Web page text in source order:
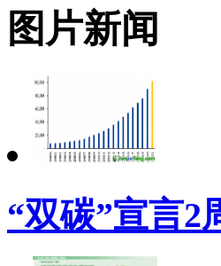
图片新闻
“双碳”宣言2